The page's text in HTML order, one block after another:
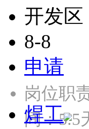
开发
8-8
申请
岗位职
间：
焊工